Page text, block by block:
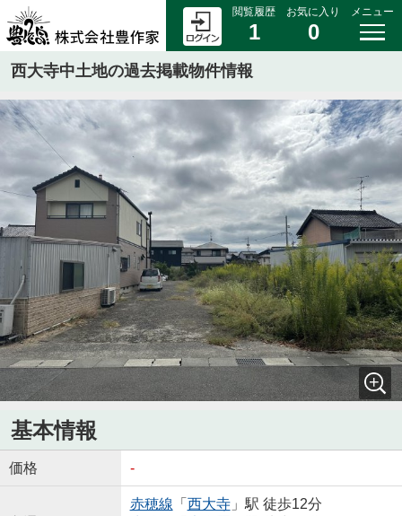
閲覧履歴
1
お気に入り
0
メニュー
西大寺中土地の過去掲載物件情報
基本情報
価格 -
赤穂線 「 西大寺」駅 徒歩12分